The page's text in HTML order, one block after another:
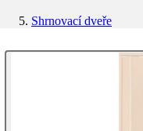
Shrnovací dveře